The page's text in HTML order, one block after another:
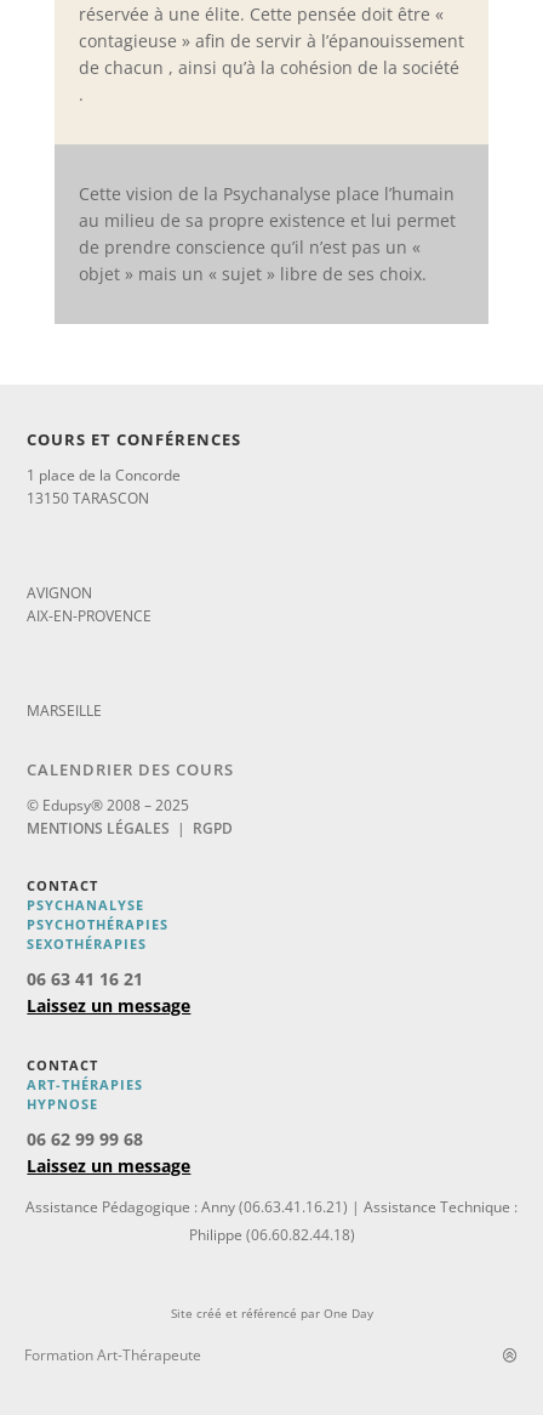
réservée à une élite. Cette pensée doit être «
contagieuse » afin de servir à l’épanouissement
de chacun , ainsi qu’à la cohésion de la société
.
Cette vision de la Psychanalyse place l’humain
au milieu de sa propre existence et lui permet
de prendre conscience qu’il n’est pas un «
objet » mais un « sujet » libre de ses choix.
COURS ET CONFÉRENCES
1 place de la Concorde
13150 TARASCON
AVIGNON
AIX-EN-PROVENCE
MARSEILLE
CALENDRIER DES COURS
© Edupsy® 2008 – 2025
MENTIONS LÉGALES | RGPD
CONTACT
PSYCHANALYSE
PSYCHOTHÉRAPIES
SEXOTHÉRAPIES
06 63 41 16 21
Laissez un message
CONTACT
ART-THÉRAPIES
HYPNOSE
06 62 99 99 68
Laissez un message
Assistance Pédagogique : Anny (06.63.41.16.21) | Assistance Technique :
Philippe (06.60.82.44.18)
Site créé et référencé par One Day
Formation Art-Thérapeute